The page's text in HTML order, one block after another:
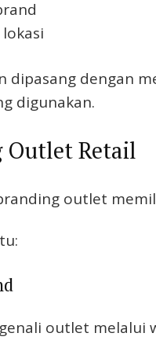
dipasang dengan
digunakan.
Outlet Retail
outlet
outlet melalui